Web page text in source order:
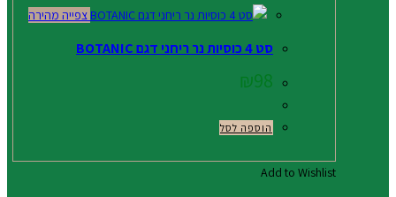
צפייה מהירה
סט 4 כוסיות נר ריחני דגם BOTANIC
₪98
הוספה לסל
Add to Wishlist